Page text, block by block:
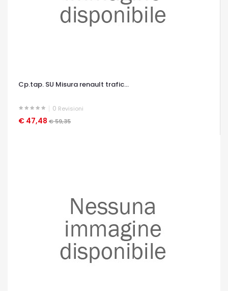
Cp.tap. SU Misura renault trafic...
0 Revisioni
€ 47,48 € 59,35
OCCHIATA VELOCE